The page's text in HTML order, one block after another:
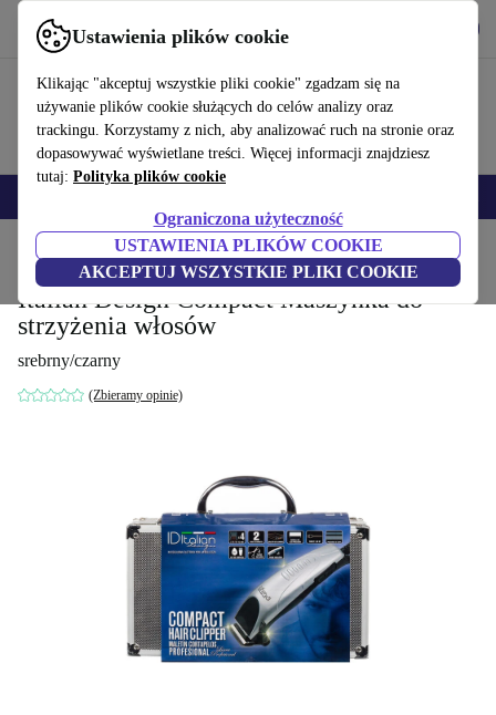
Ustawienia plików cookie
Klikając "akceptuj wszystkie pliki cookie" zgadzam się na
używanie plików cookie służących do celów analizy oraz
trackingu. Korzystamy z nich, aby analizować ruch na stronie oraz
dopasowywać wyświetlane treści. Więcej informacji znajdziesz
tutaj: Polityka plików cookie
Ograniczona użyteczność
USTAWIENIA PLIKÓW COOKIE
AKCEPTUJ WSZYSTKIE PLIKI COOKIE
Korzystaj z refurbed szybko i łatwo
Produkty Zdrowie & uroda Uroda i pielęgnacja
Italian Design Compact Maszynka do
strzyżenia włosów
srebrny/czarny
(Zbieramy opinie)